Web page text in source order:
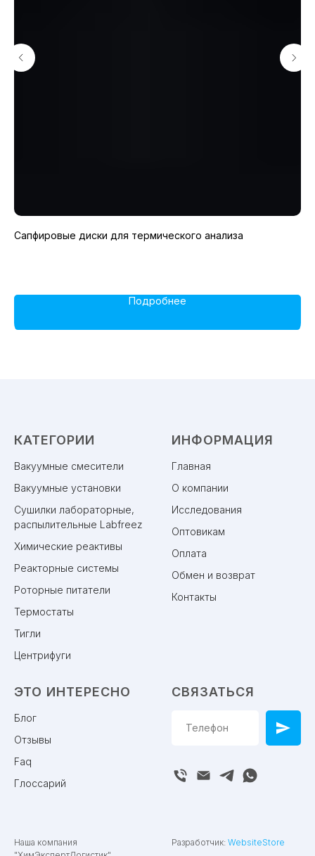
Сапфировые диски для термического анализа
Подробнее
КАТЕГОРИИ
Вакуумные смесители
Вакуумные установки
Сушилки лабораторные,
распылительные Labfreez
Химические реактивы
Реакторные системы
Роторные питатели
Термостаты
Тигли
Центрифуги
ИНФОРМАЦИЯ
Главная
О компании
Исследования
Оптовикам
Оплата
Обмен и возврат
Контакты
ЭТО ИНТЕРЕСНО
Блог
Отзывы
Faq
Глоссарий
СВЯЗАТЬСЯ
Наша компания
Разработчик: WebsiteStore